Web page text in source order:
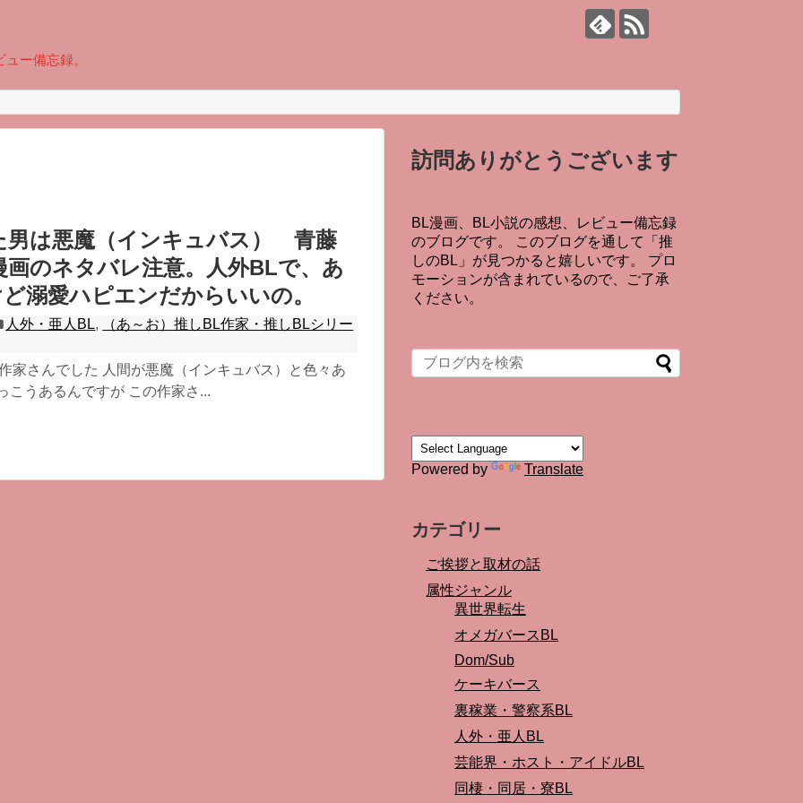
ー備忘録。
は悪魔（インキュバス） 青藤
のネタバレ注意。人外BLで、あ
溺愛ハピエンだからいいの。
人外・亜人BL,
（あ～お）推しBL作家・推しBLシリー
家さんでした 人間が悪魔（インキュバス）と色々あ
こうあるんですが この作家さ...
訪問ありがとうございます
BL漫画、BL小説の感想、レビュー備忘録
のブログです。 このブログを通して「推
しのBL」が見つかると嬉しいです。 プロ
モーションが含まれているので、ご了承
ください。
Powered by Translate
カテゴリー
ご挨拶と取材の話
属性ジャンル
異世界転生
オメガバースBL
Dom/Sub
ケーキバース
裏稼業・警察系BL
人外・亜人BL
芸能界・ホスト・アイドルBL
同棲・同居・寮BL